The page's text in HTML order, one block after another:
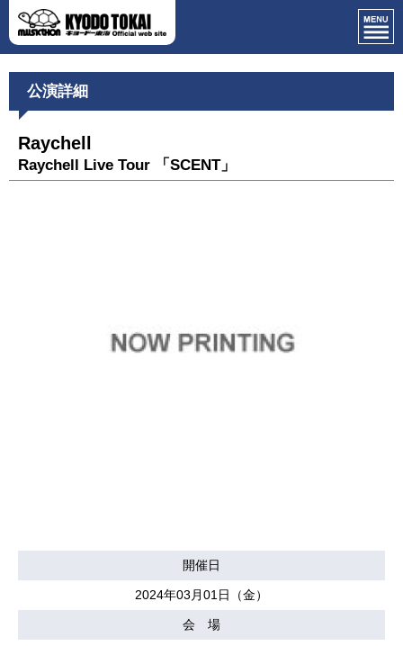
公演詳細
Raychell
Raychell Live Tour 「SCENT」
開催日
2024年03月01日（金）
会 場